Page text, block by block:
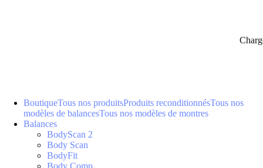
BoutiqueTous nos produitsProduits reconditionnésTous nos
modèles de balancesTous nos modèles de montres
Balances
BodyScan 2
Body Scan
BodyFit
Body Comp